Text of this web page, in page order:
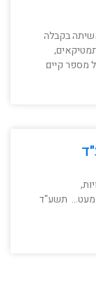
בקבלה
מספר קיים
מעט… תשע"ד